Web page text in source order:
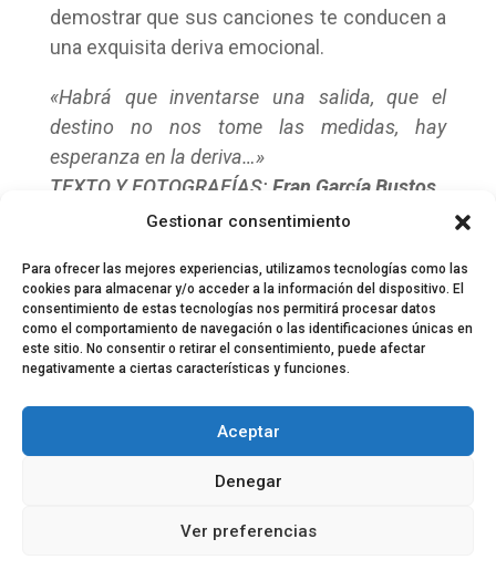
Gestionar consentimiento
Para ofrecer las mejores experiencias, utilizamos tecnologías como las
cookies para almacenar y/o acceder a la información del dispositivo. El
consentimiento de estas tecnologías nos permitirá procesar datos
como el comportamiento de navegación o las identificaciones únicas en
este sitio. No consentir o retirar el consentimiento, puede afectar
negativamente a ciertas características y funciones.
Aceptar
Denegar
Ver preferencias
demostrar que sus canciones te conducen a
una exquisita deriva emocional.
«Habrá que inventarse una salida, que el
destino no nos tome las medidas, hay
esperanza en la deriva…»
TEXTO Y FOTOGRAFÍAS: Fran García Bustos
Equipo EPDLT Contacto